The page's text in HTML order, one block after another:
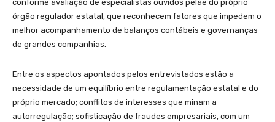
conforme avaliação de especialistas ouvidos pelae do próprio
órgão regulador estatal, que reconhecem fatores que impedem o
melhor acompanhamento de balanços contábeis e governanças
de grandes companhias.
Entre os aspectos apontados pelos entrevistados estão a
necessidade de um equilíbrio entre regulamentação estatal e do
próprio mercado; conflitos de interesses que minam a
autorregulação; sofisticação de fraudes empresariais, com um